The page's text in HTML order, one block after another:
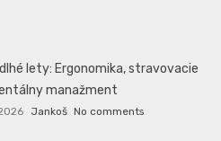
lety: Ergonomika, stravovacie
manažment
Jankoš No comments